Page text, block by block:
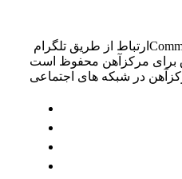
ارتباط از طریق تلگرام
برای مرکزآهن محفوظ است
در شبکه های اجتماعی